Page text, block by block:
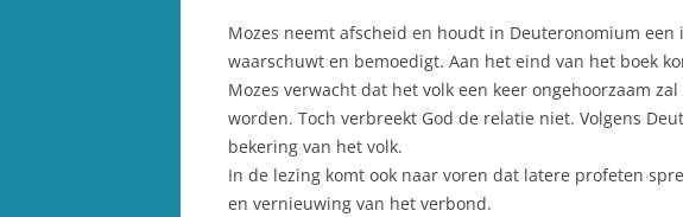
Mozes neemt afscheid en houdt in Deuteronomium
waarschuwt en bemoedigt. Aan het eind van het boek
Mozes verwacht dat het volk een keer ongehoorzaam
worden. Toch verbreekt God de relatie niet. Volgens
bekering van het volk.
In de lezing komt ook naar voren dat latere profeten
en vernieuwing van het verbond.